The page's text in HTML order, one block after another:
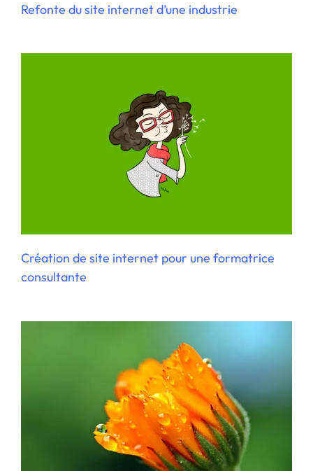
Refonte du site internet d’une industrie
Création de site internet pour une formatrice
consultante